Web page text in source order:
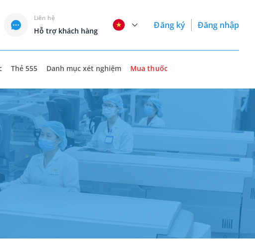
Liên hệ
Hỗ trợ khách hàng
Đăng ký Đăng nhập
Thẻ 555 Danh mục xét nghiệm Mua thuốc